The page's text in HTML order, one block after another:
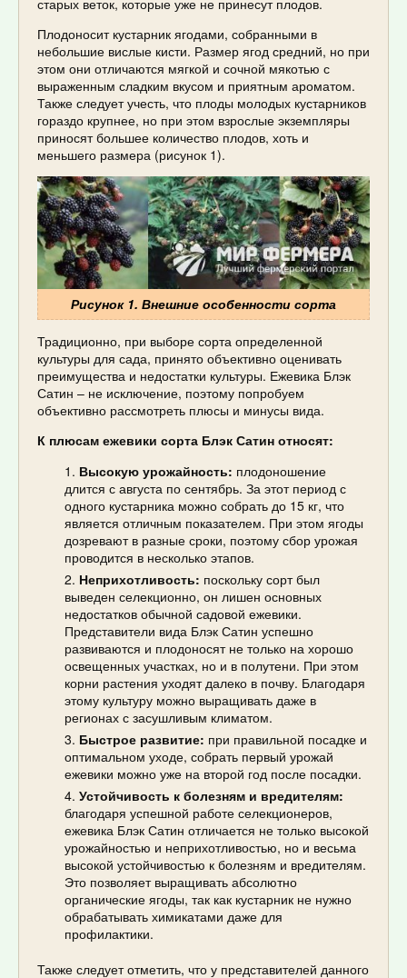
старых веток, которые уже не принесут плодов.
Плодоносит кустарник ягодами, собранными в
небольшие вислые кисти. Размер ягод средний, но при
этом они отличаются мягкой и сочной мякотью с
выраженным сладким вкусом и приятным ароматом.
Также следует учесть, что плоды молодых кустарников
гораздо крупнее, но при этом взрослые экземпляры
приносят большее количество плодов, хоть и
меньшего размера (рисунок 1).
Рисунок 1. Внешние особенности сорта
Традиционно, при выборе сорта определенной
культуры для сада, принято объективно оценивать
преимущества и недостатки культуры. Ежевика Блэк
Сатин – не исключение, поэтому попробуем
объективно рассмотреть плюсы и минусы вида.
К плюсам ежевики сорта Блэк Сатин относят:
Высокую урожайность: плодоношение
длится с августа по сентябрь. За этот период с
одного кустарника можно собрать до 15 кг, что
является отличным показателем. При этом ягоды
дозревают в разные сроки, поэтому сбор урожая
проводится в несколько этапов.
Неприхотливость: поскольку сорт был
выведен селекционно, он лишен основных
недостатков обычной садовой ежевики.
Представители вида Блэк Сатин успешно
развиваются и плодоносят не только на хорошо
освещенных участках, но и в полутени. При этом
корни растения уходят далеко в почву. Благодаря
этому культуру можно выращивать даже в
регионах с засушливым климатом.
Быстрое развитие: при правильной посадке и
оптимальном уходе, собрать первый урожай
ежевики можно уже на второй год после посадки.
Устойчивость к болезням и вредителям:
благодаря успешной работе селекционеров,
ежевика Блэк Сатин отличается не только высокой
урожайностью и неприхотливостью, но и весьма
высокой устойчивостью к болезням и вредителям.
Это позволяет выращивать абсолютно
органические ягоды, так как кустарник не нужно
обрабатывать химикатами даже для
профилактики.
Также следует отметить, что у представителей данного